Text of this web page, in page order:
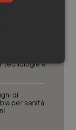
scendono a
dedicata
tecnologie e
di
per sanità